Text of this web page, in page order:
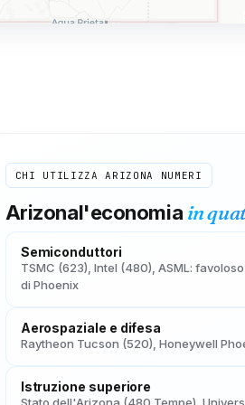
CHI UTILIZZA ARIZONA NUMERI
Arizonal'economia in
Semiconduttori
TSMC (623), Intel (480), ASML:
di Phoenix
Aerospaziale e difesa
Raytheon Tucson (520), Honeywell
Istruzione superiore
Stato dell'Arizona (480 Tempe),